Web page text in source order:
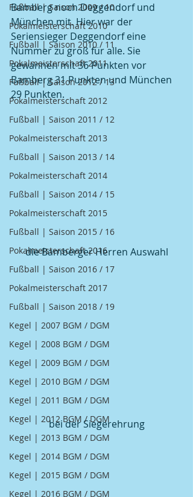
Fußball | Saison 2009 / 10
Pokalmeisterschaft 2010
Fußball | Saison 2010 / 11
Pokalmeisterschaft 2011
Fußball | Saison 2012 / 13
Pokalmeisterschaft 2012
Fußball | Saison 2011 / 12
Pokalmeisterschaft 2013
Fußball | Saison 2013 / 14
Pokalmeisterschaft 2014
Fußball | Saison 2014 / 15
Pokalmeisterschaft 2015
Fußball | Saison 2015 / 16
Pokalmeisterschaft 2016
Fußball | Saison 2016 / 17
Pokalmeisterschaft 2017
Fußball | Saison 2018 / 19
Kegel | 2007 BGM / DGM
Kegel | 2008 BGM / DGM
Kegel | 2009 BGM / DGM
Kegel | 2010 BGM / DGM
Kegel | 2011 BGM / DGM
Kegel | 2012 BGM / DGM
Kegel | 2013 BGM / DGM
Kegel | 2014 BGM / DGM
Kegel | 2015 BGM / DGM
Kegel | 2016 BGM / DGM
Bamberg noch Deggendorf und
München mit. Hier war der
Seriensieger Deggendorf eine
Nummer zu groß für alle. Sie
gewannen mit 36 Punkten vor
Bamberg 31 Punkten und München
29 Punkten.
die Bamberger Herren Auswahl
bei der Siegerehrung